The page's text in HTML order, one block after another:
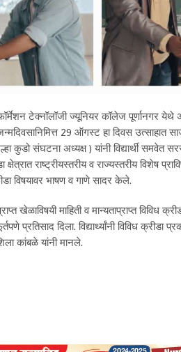
टेक्नॉलॉजी ज्यूनियर कॉलेज पूर्णानगर येथे
29 ऑगस्ट हा दिवस
कुडो संघटना अध्यक्ष ) यांनी विद्यार्थी
क्षेत्रात राष्ट्रीयस्तरीय व राज्यस्तरीय विशेष
विषयावर भाषण व गाणे सादर केले.
माहिती व मान्यताप्राप्त विविध
प्रतिसाद दिला. विद्यार्थ्यांनी विविध
कांबळे यांनी मानले.